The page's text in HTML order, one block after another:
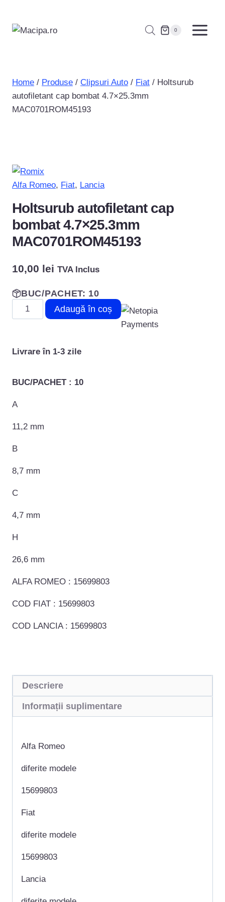
content
0
Home / Produse / Clipsuri Auto / Fiat / Holtsurub
autofiletant cap bombat 4.7×25.3mm
MAC0701ROM45193
Alfa Romeo, Fiat, Lancia
Holtsurub autofiletant cap
bombat 4.7×25.3mm
MAC0701ROM45193
10,00 lei TVA Inclus
BUC/PACHET: 10
Cantitate
Holtsurub
MAC0701ROM45193
Adaugă în coș
Livrare în 1-3 zile
BUC/PACHET : 10
A
11,2 mm
B
8,7 mm
C
4,7 mm
H
26,6 mm
ALFA ROMEO : 15699803
COD FIAT : 15699803
COD LANCIA : 15699803
Descriere
Informații suplimentare
Alfa Romeo
diferite modele
15699803
Fiat
diferite modele
15699803
Lancia